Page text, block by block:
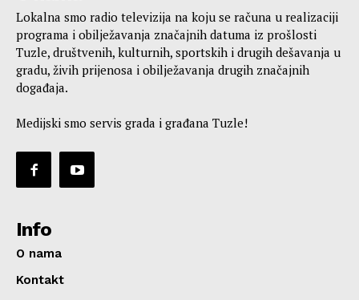
Lokalna smo radio televizija na koju se računa u realizaciji
programa i obilježavanja značajnih datuma iz prošlosti
Tuzle, društvenih, kulturnih, sportskih i drugih dešavanja u
gradu, živih prijenosa i obilježavanja drugih značajnih
događaja.
Medijski smo servis grada i građana Tuzle!
Info
O nama
Kontakt